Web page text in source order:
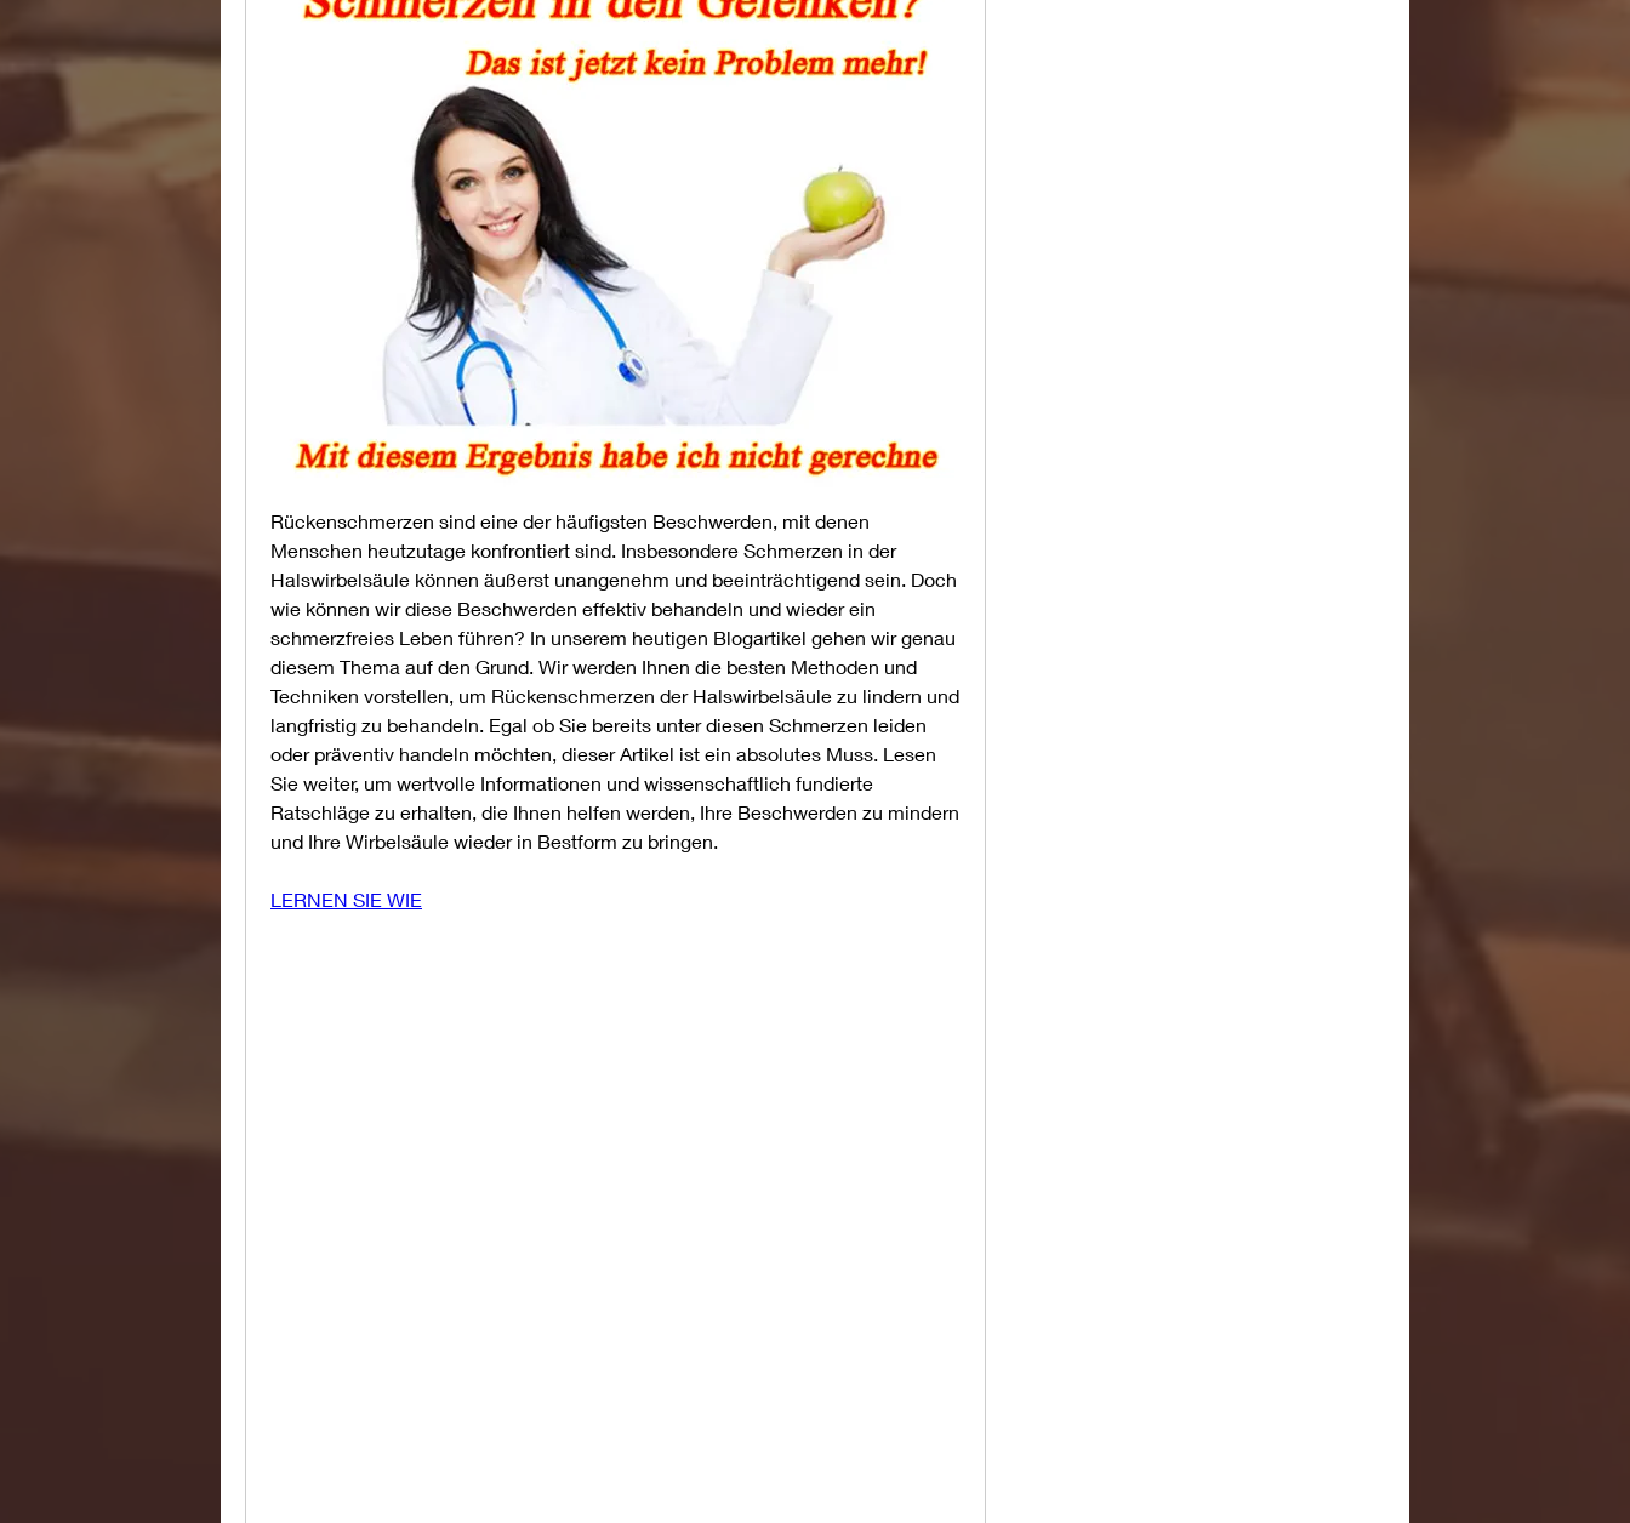
Rückenschmerzen sind eine der häufigsten Beschwerden, mit denen
Menschen heutzutage konfrontiert sind. Insbesondere Schmerzen in der
Halswirbelsäule können äußerst unangenehm und beeinträchtigend sein. Doch
wie können wir diese Beschwerden effektiv behandeln und wieder ein
schmerzfreies Leben führen? In unserem heutigen Blogartikel gehen wir genau
diesem Thema auf den Grund. Wir werden Ihnen die besten Methoden und
Techniken vorstellen, um Rückenschmerzen der Halswirbelsäule zu lindern und
langfristig zu behandeln. Egal ob Sie bereits unter diesen Schmerzen leiden
oder präventiv handeln möchten, dieser Artikel ist ein absolutes Muss. Lesen
Sie weiter, um wertvolle Informationen und wissenschaftlich fundierte
Ratschläge zu erhalten, die Ihnen helfen werden, Ihre Beschwerden zu mindern
und Ihre Wirbelsäule wieder in Bestform zu bringen.
LERNEN SIE WIE